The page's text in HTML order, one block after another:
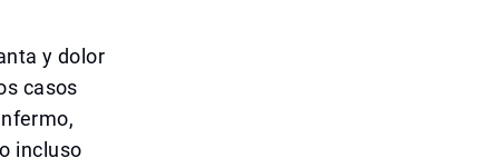
y dolor
casos
incluso